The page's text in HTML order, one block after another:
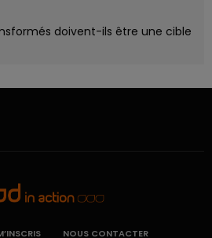
doivent-ils être une cible
NOUS CONTACTER